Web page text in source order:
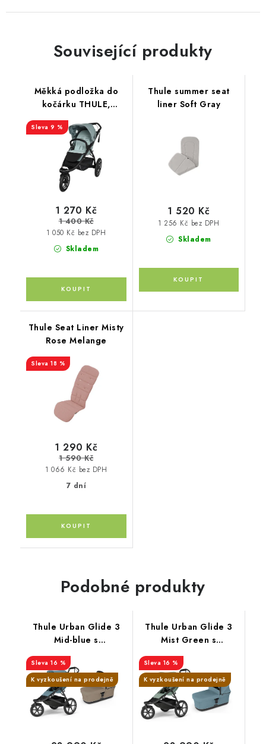
Související produkty
Měkká podložka do
kočárku THULE,
Froté/Bambus
9 %
Skladem
1 050 Kč bez DPH
1 270 Kč
1 400 Kč
Thule summer seat
liner Soft Gray
Skladem
1 256 Kč bez DPH
1 520 Kč
Thule Seat Liner Misty
Rose Melange
18 %
7 dní
1 066 Kč bez DPH
1 290 Kč
1 590 Kč
Podobné produkty
Thule Urban Glide 3
Mid-blue s
hluboká korba Tinted
Taupe
16 %
K vyzkoušení na prodejně
Thule Urban Glide 3
Mist Green s
hluboká korba Mid
Blue
16 %
K vyzkoušení na prodejně